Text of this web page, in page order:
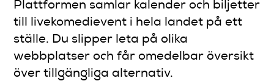
Plattformen samlar kalender och biljetter
till livekomedievent i hela landet på ett
ställe. Du slipper leta på olika
webbplatser och får omedelbar översikt
över tillgängliga alternativ.